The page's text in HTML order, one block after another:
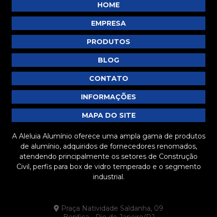
Barra chata de alumínio preço: como encontrar as
melhores ofertas no mercado
Barra Chata de Alumínio Preço: Descubra as
Melhores Ofertas
Barra chata de alumínio preço: descubra as melhores
opções e como economizar na compra
Barra chata de alumínio preço: descubra como
economizar na sua compra
Barra chata de alumínio preço: tudo que você precisa
saber antes de comprar
Barra Chata de Alumínio Preto é a Solução Ideal para
Barra Chata de Alumínio Preto: Vantagens e
Aplicações que Você Precisa Conhecer
HOME
EMPRESA
PRODUTOS
BLOG
CONTATO
INFORMAÇÕES
MAPA DO SITE
A Aleluia Alumínio oferece uma ampla gama de produtos
de alumínio, adquiridos de fornecedores renomados,
atendendo principalmente os setores de Construção
Civil, perfis para box de vidro temperado e o segmento
industrial.
Praça Natividade Saldanha, 09